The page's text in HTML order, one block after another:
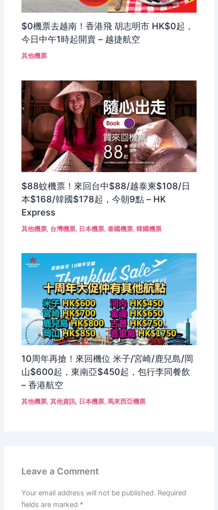
$0機票去越南！香港飛 胡志明市 HK$0起，
今日中午1時起開賣 – 越捷航空
其他機票
$88蚊機票！來回台中$88/越泰柬$108/日
本$168/韓國$178起，今朝9點 – HK
Express
其他機票, 台灣機票, 日本機票,泰國機票,韓國機票
10周年再搶！來回機位 米子/宮崎/鹿兒島/岡
山$600起，東南亞$450起，包行李同餐飲
– 香港航空
其他機票,其他資訊, 日本機票,馬來西亞機票
Leave a Comment
Your email address will not be published. Required
fields are marked *